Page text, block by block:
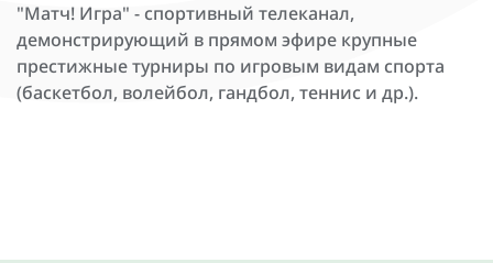
"Матч! Игра" - спортивный телеканал,
демонстрирующий в прямом эфире крупные
престижные турниры по игровым видам спорта
(баскетбол, волейбол, гандбол, теннис и др.).